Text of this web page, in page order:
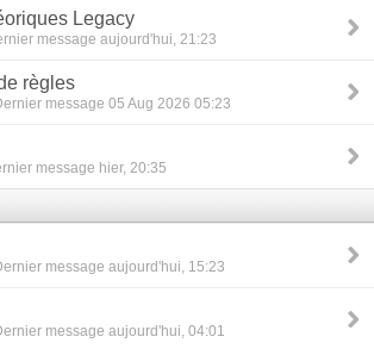
Legacy
message aujourd'hui, 21:23
règles
message 05 Aug 2026 05:23
message hier, 20:35
message aujourd'hui, 15:23
message aujourd'hui, 04:01